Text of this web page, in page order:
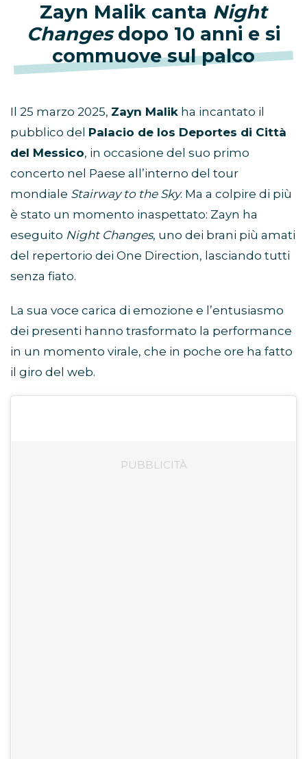
Zayn Malik canta Night
Changesdopo 10 anni e si
commuove sul palco
Il 25 marzo 2025, Zayn Malik ha incantato il
pubblico del Palacio de los Deportes di Città
del Messico, in occasione del suo primo
concerto nel Paese all’interno del tour
mondiale Stairway to the Sky. Ma a colpire di più
è stato un momento inaspettato: Zayn ha
eseguito Night Changes, uno dei brani più amati
del repertorio dei One Direction, lasciando tutti
senza fiato.
La sua voce carica di emozione e l’entusiasmo
dei presenti hanno trasformato la performance
in un momento virale, che in poche ore ha fatto
il giro del web.